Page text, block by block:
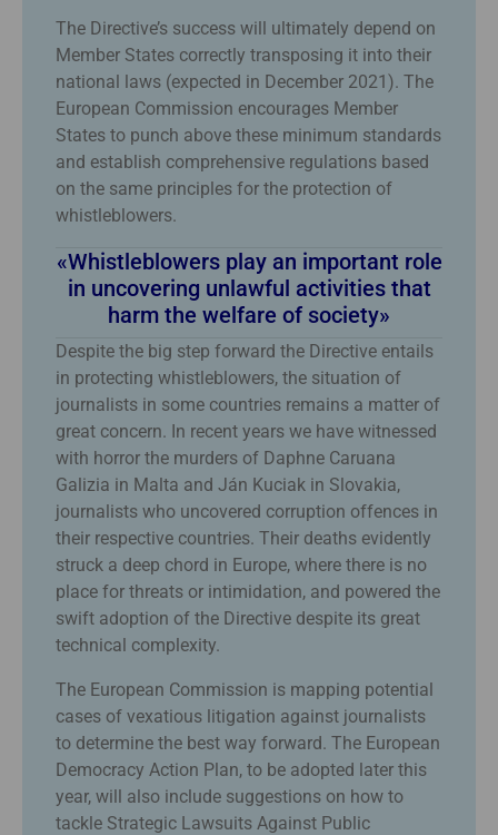
The Directive’s success will ultimately depend on
Member States correctly transposing it into their
national laws (expected in December 2021). The
European Commission encourages Member
States to punch above these minimum standards
and establish comprehensive regulations based
on the same principles for the protection of
whistleblowers.
«Whistleblowers play an important role
in uncovering unlawful activities that
harm the welfare of society»
Despite the big step forward the Directive entails
in protecting whistleblowers, the situation of
journalists in some countries remains a matter of
great concern. In recent years we have witnessed
with horror the murders of Daphne Caruana
Galizia in Malta and Ján Kuciak in Slovakia,
journalists who uncovered corruption offences in
their respective countries. Their deaths evidently
struck a deep chord in Europe, where there is no
place for threats or intimidation, and powered the
swift adoption of the Directive despite its great
technical complexity.
The European Commission is mapping potential
cases of vexatious litigation against journalists
to determine the best way forward. The European
Democracy Action Plan, to be adopted later this
year, will also include suggestions on how to
tackle Strategic Lawsuits Against Public